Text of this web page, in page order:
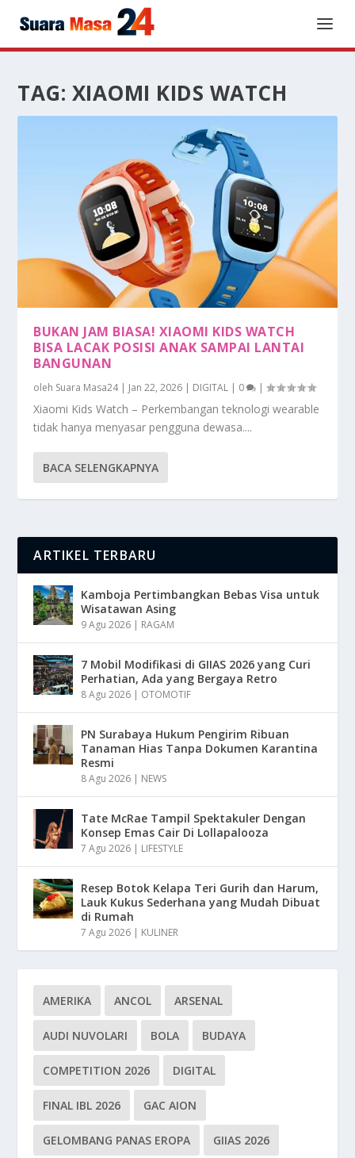
TAG: XIAOMI KIDS WATCH
BUKAN JAM BIASA! XIAOMI KIDS WATCH
BISA LACAK POSISI ANAK SAMPAI LANTAI
BANGUNAN
oleh Suara Masa24| Jan 22, 2026 | DIGITAL | 0 |
Xiaomi Kids Watch – Perkembangan teknologi wearable
tidak hanya menyasar pengguna dewasa....
BACA SELENGKAPNYA
ARTIKEL TERBARU
Kamboja Pertimbangkan Bebas Visa untuk
Wisatawan Asing
9 Agu 2026 | RAGAM
7 Mobil Modifikasi di GIIAS 2026 yang Curi
Perhatian, Ada yang Bergaya Retro
8 Agu 2026 | OTOMOTIF
PN Surabaya Hukum Pengirim Ribuan
Tanaman Hias Tanpa Dokumen Karantina
Resmi
8 Agu 2026 | NEWS
Tate McRae Tampil Spektakuler Dengan
Konsep Emas Cair Di Lollapalooza
7 Agu 2026 | LIFESTYLE
Resep Botok Kelapa Teri Gurih dan Harum,
Lauk Kukus Sederhana yang Mudah Dibuat
di Rumah
7 Agu 2026 | KULINER
AMERIKA ANCOL ARSENAL
AUDI NUVOLARI BOLA BUDAYA
COMPETITION 2026 DIGITAL
FINAL IBL 2026 GAC AION
GELOMBANG PANAS EROPA GIIAS 2026